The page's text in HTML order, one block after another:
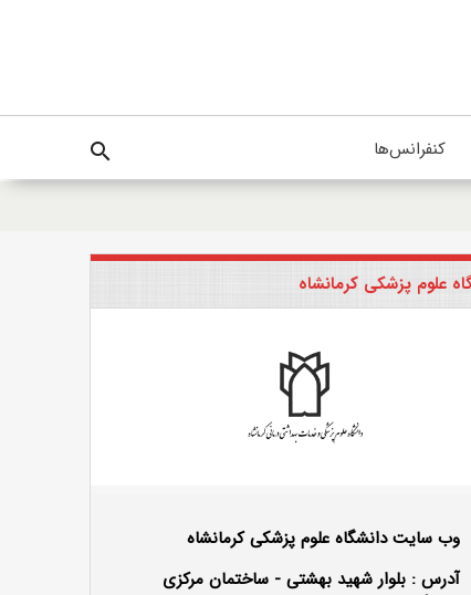
کنفرانس‌ها search
علوم پزشکی کرمانشاه
وب سایت دانشگاه علوم پزشکی کرمانشاه
آدرس : بلوار شهید بهشتی - ساختمان مرکزی